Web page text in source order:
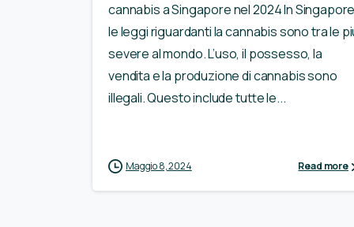
cannabis a Singapore nel 2024 In
le leggi riguardanti la cannabis sono tra le
severe al mondo. L’uso, il possesso, la
vendita e la produzione di cannabis sono
illegali. Questo include tutte le...
Maggio 8, 2024 Read more